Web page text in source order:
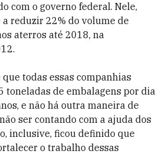
com o governo federal. Nele,
reduzir 22% do volume de
aterros até 2018, na
todas essas companhias
toneladas de embalagens por dia
e não há outra maneira de
ser contando com a ajuda dos
inclusive, ficou definido que
o trabalho dessas